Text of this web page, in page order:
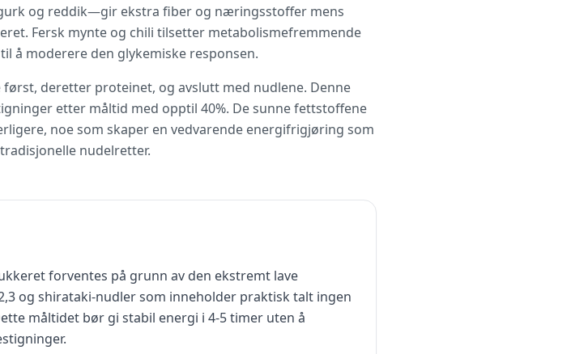
og reddik—gir ekstra fiber og næringsstoffer mens
Fersk mynte og chili tilsetter metabolismefremmende
å moderere den glykemiske responsen.
deretter proteinet, og avslutt med nudlene. Denne
etter måltid med opptil 40%. De sunne fettstoffene
noe som skaper en vedvarende energifrigjøring som
nudelretter.
forventes på grunn av den ekstremt lave
og shirataki-nudler som inneholder praktisk talt ingen
måltidet bør gi stabil energi i 4-5 timer uten å